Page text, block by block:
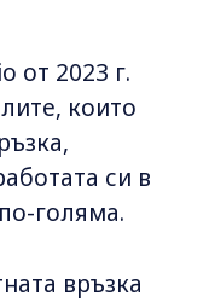
от 2023 г.
които
си в
голяма.
връзка